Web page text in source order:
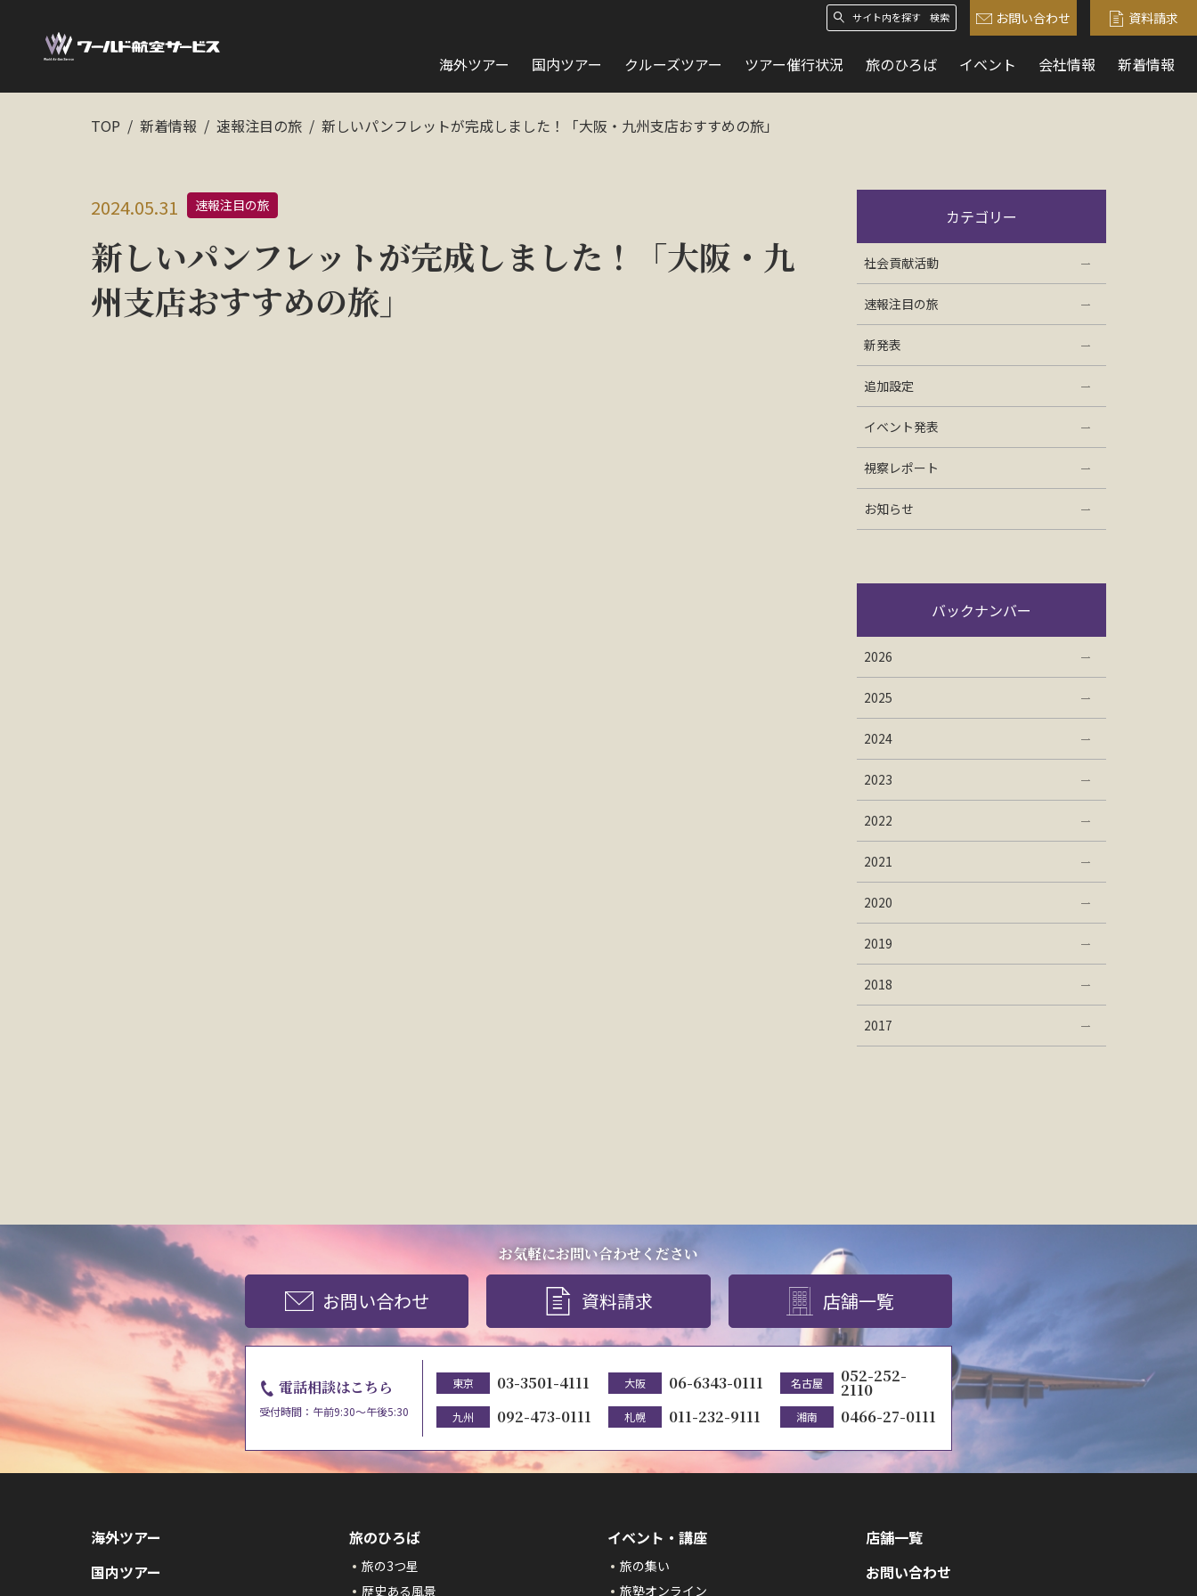
検索 お問い合わせ 資料請求
海外ツアー 国内ツアー クルーズツアー ツアー催行状況 旅のひろば イベント 会社情報 新着情報
TOP 新着情報 速報注目の旅 新しいパンフレットが完成しました！「大阪・九州支店おすすめの旅」
2024.05.31 速報注目の旅
新しいパンフレットが完成しました！「大阪・九
州支店おすすめの旅」
カテゴリー
社会貢献活動
速報注目の旅
新発表
追加設定
イベント発表
視察レポート
お知らせ
バックナンバー
2026
2025
2024
2023
2022
2021
2020
2019
2018
2017
お気軽にお問い合わせください
お問い合わせ 資料請求 店舗一覧
電話相談はこちら
受付時間：午前9:30～午後5:30
東京 03-3501-4111 大阪 06-6343-0111 名古屋 052-252-
2110
九州 092-473-0111 札幌 011-232-9111 湘南 0466-27-0111
海外ツアー
国内ツアー
旅のひろば
旅の3つ星
歴史ある風景
イベント・講座
旅の集い
旅塾オンライン
店舗一覧
お問い合わせ